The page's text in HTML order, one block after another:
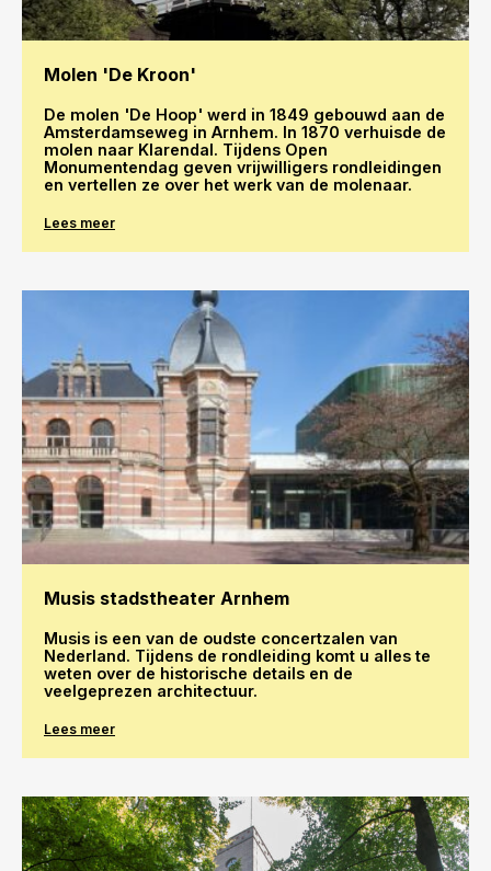
Molen 'De Kroon'
De molen 'De Hoop' werd in 1849 gebouwd aan de
Amsterdamseweg in Arnhem. In 1870 verhuisde de
molen naar Klarendal. Tijdens Open
Monumentendag geven vrijwilligers rondleidingen
en vertellen ze over het werk van de molenaar.
Lees meer
Musis stadstheater Arnhem
Musis is een van de oudste concertzalen van
Nederland. Tijdens de rondleiding komt u alles te
weten over de historische details en de
veelgeprezen architectuur.
Lees meer